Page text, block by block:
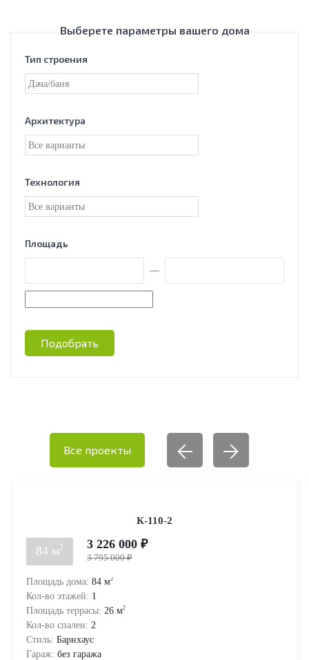
Выберете параметры вашего дома
Тип строения
Архитектура
Технология
Площадь
—
Подобрать
Все проекты
К-110-2
84 м2 3 226 000 ₽
3 795 000 ₽
Площадь дома: 84 м2
Кол-во этажей: 1
Площадь террасы: 26 м2
Кол-во спален: 2
Стиль: Барнхаус
Гараж: без гаража